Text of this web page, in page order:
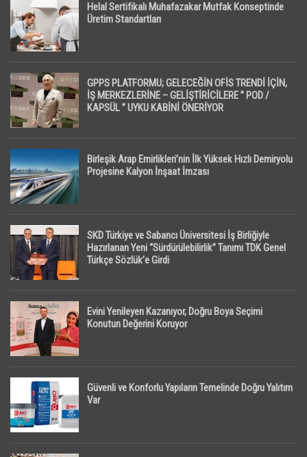
Helal Sertifikalı Muhafazakar Mutfak Konseptinde
Üretim Standartları
GPPS PLATFORMU; GELECEĞİN OFİS TRENDİ İÇİN,
İŞ MERKEZLERİNE – GELİŞTİRİCİLERE ” POD /
KAPSÜL ” UYKU KABİNİ ÖNERİYOR
Birleşik Arap Emirlikleri’nin İlk Yüksek Hızlı Demiryolu
Projesine Kalyon İnşaat İmzası
SKD Türkiye ve Sabancı Üniversitesi İş Birliğiyle
Hazırlanan Yeni “Sürdürülebilirlik” Tanımı TDK Genel
Türkçe Sözlük’e Girdi
Evini Yenileyen Kazanıyor, Doğru Boya Seçimi
Konutun Değerini Koruyor
Güvenli ve Konforlu Yapıların Temelinde Doğru Yalıtım
Var